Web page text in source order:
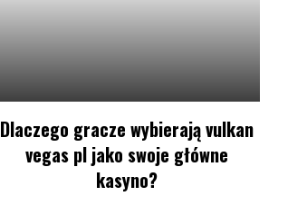
Dlaczego gracze wybierają vulkan
vegas pl jako swoje główne
kasyno?